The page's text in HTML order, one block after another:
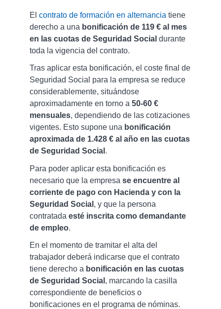
El contrato de formación en alternancia tiene
derecho a una bonificación de 119 € al mes
en las cuotas de Seguridad Social durante
toda la vigencia del contrato.
Tras aplicar esta bonificación, el coste final de
Seguridad Social para la empresa se reduce
considerablemente, situándose
aproximadamente en torno a 50-60 €
mensuales, dependiendo de las cotizaciones
vigentes. Esto supone una bonificación
aproximada de 1.428 € al año en las cuotas
de Seguridad Social .
Para poder aplicar esta bonificación es
necesario que la empresa se encuentre al
corriente de pago con Hacienda y con la
Seguridad Social , y que la persona
contratada esté inscrita como demandante
de empleo.
En el momento de tramitar el alta del
trabajador deberá indicarse que el contrato
tiene derecho a bonificación en las cuotas
de Seguridad Social , marcando la casilla
correspondiente de beneficios o
bonificaciones en el programa de nóminas.